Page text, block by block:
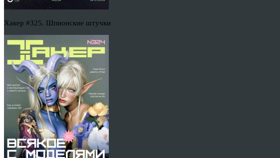
Хакер #325. Шпионские штучки